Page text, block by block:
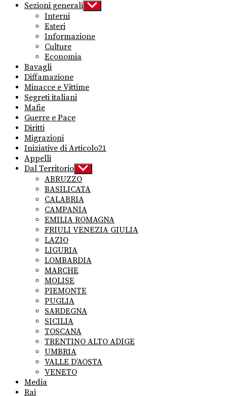
Sezioni generali Show
sub
Interni
Esteri
Informazione
Culture
Economia
Bavagli
Diffamazione
Minacce e Vittime
Segreti italiani
Mafie
Guerre e Pace
Diritti
Migrazioni
Iniziative di Articolo21
Appelli
Dal Territorio Show
sub
menu
ABRUZZO
BASILICATA
CALABRIA
CAMPANIA
EMILIA ROMAGNA
FRIULI VENEZIA GIULIA
LAZIO
LIGURIA
LOMBARDIA
MARCHE
MOLISE
PIEMONTE
PUGLIA
SARDEGNA
SICILIA
TOSCANA
TRENTINO ALTO ADIGE
UMBRIA
VALLE D’AOSTA
VENETO
Media
Rai